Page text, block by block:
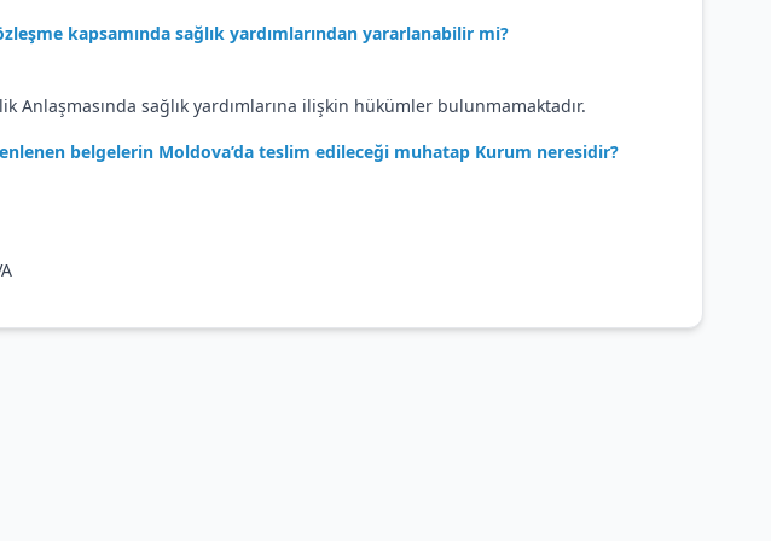
kapsamında sağlık yardımlarından yararlanabilir mi?
Anlaşmasında sağlık yardımlarına ilişkin hükümler bulunmamaktadır.
belgelerin Moldova’da teslim edileceği muhatap Kurum neresidir?